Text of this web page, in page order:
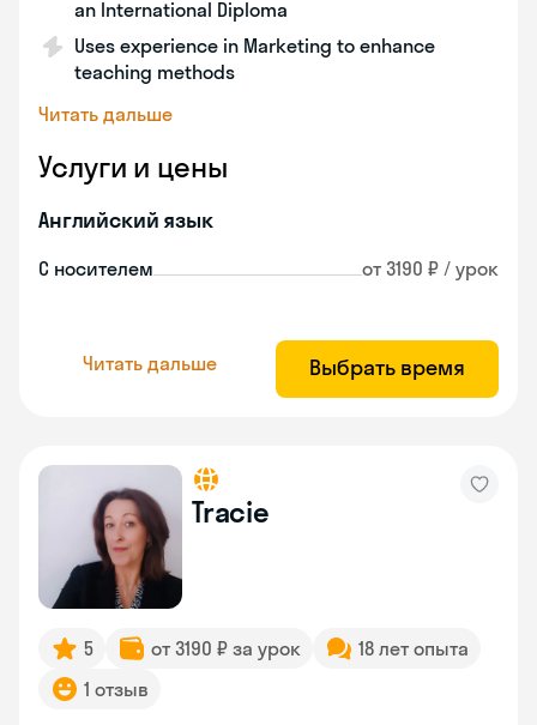
an International Diploma
Uses experience in Marketing to enhance
teaching methods
Читать дальше
Услуги и цены
Английский язык
С носителем от 3190 ₽ / урок
Читать дальше Выбрать время
Tracie
5 от 3190 ₽ за урок
18 лет опыта
1 отзыв